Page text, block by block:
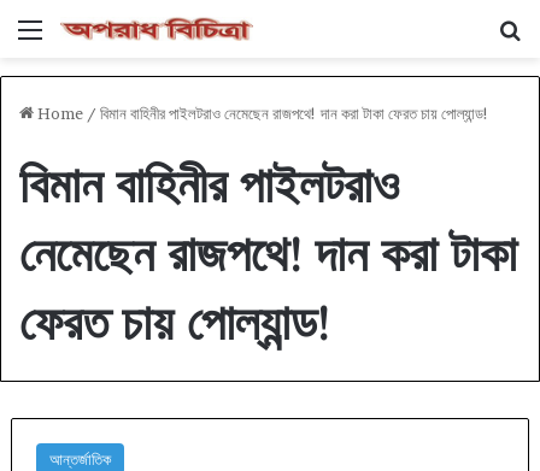
Menu
Home / বিমান বাহিনীর পাইলটরাও নেমেছেন রাজপথে! দান করা টাকা ফেরত চায় পোল্যান্ড!
বিমান বাহিনীর পাইলটরাও
নেমেছেন রাজপথে! দান করা টাকা
ফেরত চায় পোল্যান্ড!
আন্তর্জাতিক